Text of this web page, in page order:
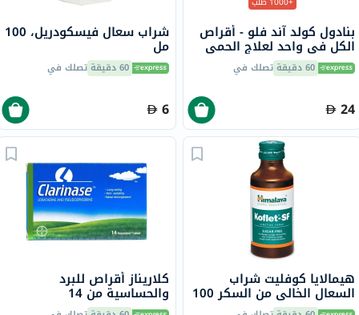
بنادول كولد آند فلو - أقراص
الكل في واحد لعلاج الحمى
والبرد والإنفلونزا حزمة من 24
60 دقيقة تصلك في
24
شراب سعال فيسكودريل، 100
مل
60 دقيقة تصلك في
6
هيمالايا كوفليت شراب
السعال الخالي من السكر 100
مل
كلاريناز أقراص للبرد
والحساسية من 14